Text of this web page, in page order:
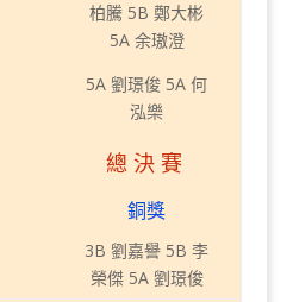
柏騰 5B 鄭大彬
5A 余璈澄
5A 劉璟俊 5A 何
泓樂
總決賽
銅獎
3B 劉嘉譽 5B 李
榮傑 5A 劉璟俊